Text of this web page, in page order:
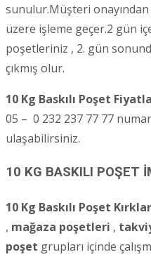
sunulur.Müşteri
üzere işleme geçer.2 gün
poşetleriniz , 2. gün
çıkmış olur.
10 Kg Baskılı Poşet
05 – 0 232 237 77 77
ulaşabilirsiniz.
10 KG BASKILI POŞET
10 Kg Baskılı Poşet
, mağaza poşetleri ,
poşet grupları içinde